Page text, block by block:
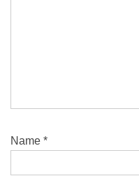
Name *